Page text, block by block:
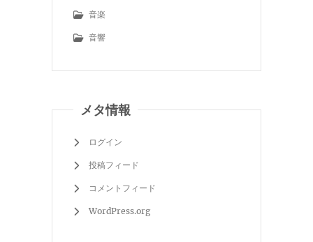
音楽
音響
メタ情報
ログイン
投稿フィード
コメントフィード
WordPress.org